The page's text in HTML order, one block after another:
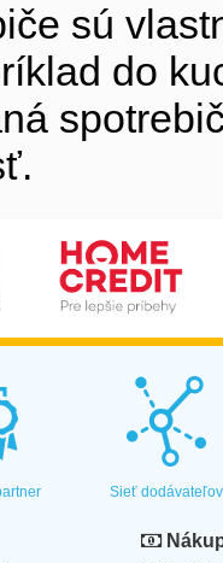
sú
do
Sieť dodávateľov